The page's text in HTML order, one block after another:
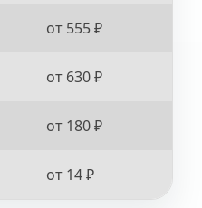
от 555 ₽
от 630 ₽
от 180 ₽
от 14 ₽